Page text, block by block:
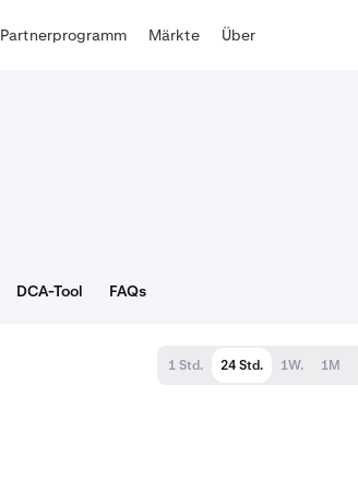
Partnerprogramm Märkte Über
DCA-Tool FAQs
1 Std. 24 Std. 1W. 1M